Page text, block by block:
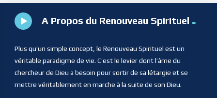
A Propos du Renouveau Spirituel
Plus qu’un simple concept, le Renouveau Spirituel est un
véritable paradigme de vie. C’est le levier dont l’âme du
chercheur de Dieu a besoin pour sortir de sa létargie et se
mettre véritablement en marche à la suite de son Dieu.